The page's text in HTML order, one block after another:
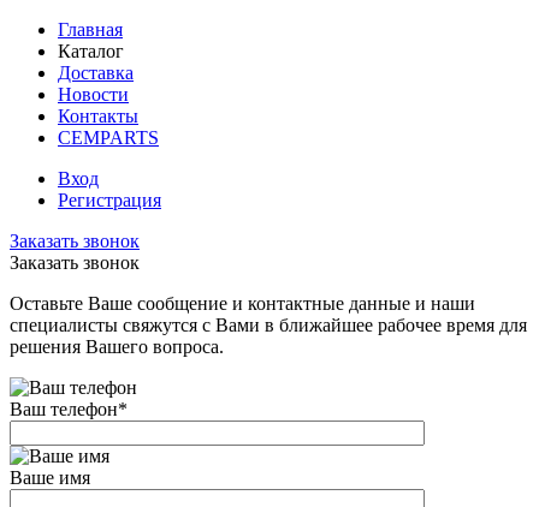
Главная
Каталог
Доставка
Новости
Контакты
CEMPARTS
Вход
Регистрация
Заказать звонок
Заказать звонок
Оставьте Ваше сообщение и контактные данные и наши
специалисты свяжутся с Вами в ближайшее рабочее время для
решения Вашего вопроса.
Ваш телефон*
Ваше имя